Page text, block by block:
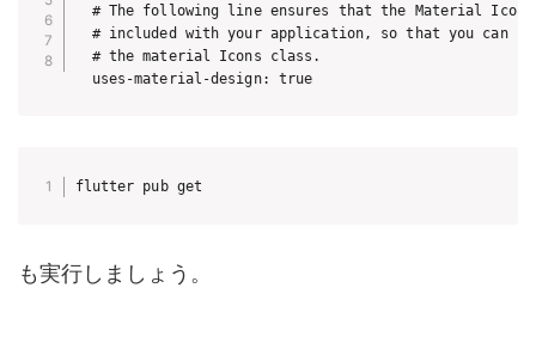
# The following line ensures that the Material
# included with your application, so that you can
  # the material Icons class.
  uses-material-design: true
flutter pub get
も実行しましょう。